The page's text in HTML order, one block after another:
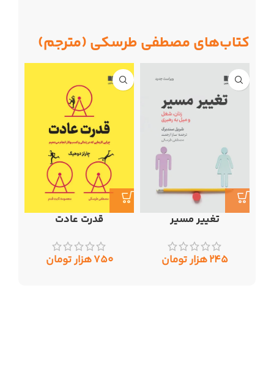
کتاب‌های مصطفی طرسکی (مترجم)
تغییر مسیر
۲۴۵هزار تومان
قدرت عادت
۷۵۰هزار تومان